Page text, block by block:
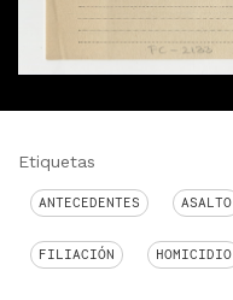
Etiquetas
ANTECEDENTES ASALTO
FILIACIÓN HOMICIDIO